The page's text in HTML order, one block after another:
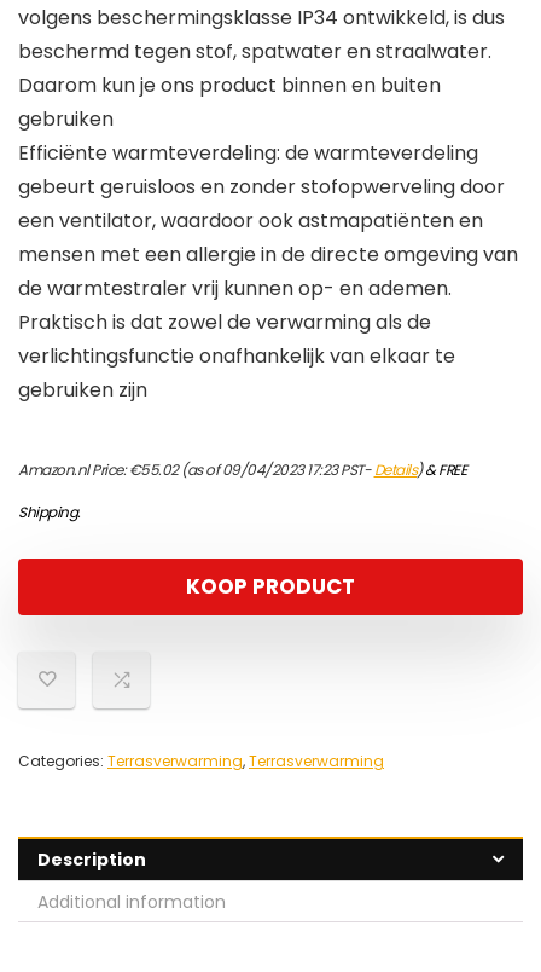
volgens beschermingsklasse IP34 ontwikkeld, is dus
beschermd tegen stof, spatwater en straalwater.
Daarom kun je ons product binnen en buiten
gebruiken
Efficiënte warmteverdeling: de warmteverdeling
gebeurt geruisloos en zonder stofopwerveling door
een ventilator, waardoor ook astmapatiënten en
mensen met een allergie in de directe omgeving van
de warmtestraler vrij kunnen op- en ademen.
Praktisch is dat zowel de verwarming als de
verlichtingsfunctie onafhankelijk van elkaar te
gebruiken zijn
Amazon.nl Price:€55.02(as of 09/04/2023 17:23 PST-Details)&FREE
Shipping.
KOOP PRODUCT
Categories: Terrasverwarming,Terrasverwarming
Description
Additional information